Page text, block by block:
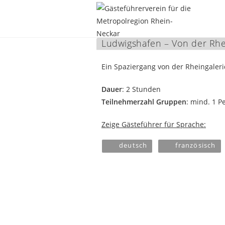
Ludwigshafen – Von der
Ein Spaziergang von der
Dauer: 2 Stunden
Teilnehmerzahl Gruppen: mind. 1
Zeige Gästeführer für Sprache:
deutsch französisch